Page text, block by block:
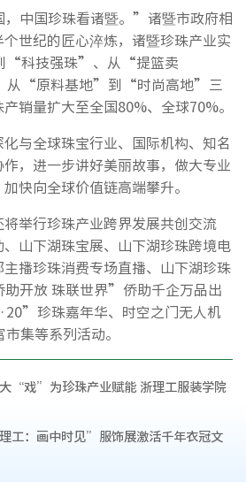
，中国珍珠看诸暨。”诸暨市政府相
世纪的匠心淬炼，诸暨珍珠产业实
“科技强珠”、从“提篮卖
“原料基地”到“时尚高地”三
销量扩大至全国80%、全球70%。
与全球珠宝行业、国际机构、知名
，进一步讲好美丽故事，做大专业
快向全球价值链高端攀升。
举行珍珠产业跨界发展共创交流
山下湖珠宝展、山下湖珍珠跨境电
播珍珠消费专场直播、山下湖珍珠
开放 珠联世界”侨助千企万品出
珍珠嘉年华、时空之门无人机
集等系列活动。
大“戏”为珍珠产业赋能 浙理工服装学院
理工：画中时见”服饰展激活千年衣冠文